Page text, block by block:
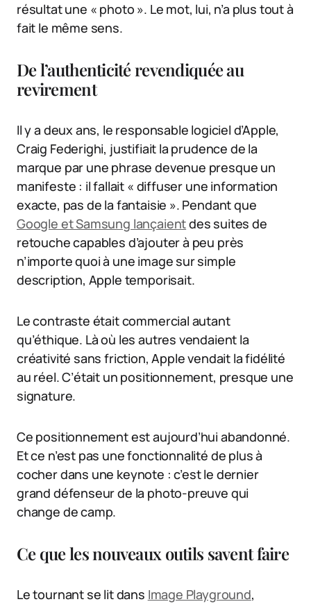
résultat une « photo ». Le mot, lui, n’a plus tout à
fait le même sens.
De l’authenticité revendiquée au
revirement
Il y a deux ans, le responsable logiciel d’Apple,
Craig Federighi, justifiait la prudence de la
marque par une phrase devenue presque un
manifeste : il fallait « diffuser une information
exacte, pas de la fantaisie ». Pendant que
Google et Samsung lançaientdes suites de
retouche capables d’ajouter à peu près
n’importe quoi à une image sur simple
description, Apple temporisait.
Le contraste était commercial autant
qu’éthique. Là où les autres vendaient la
créativité sans friction, Apple vendait la fidélité
au réel. C’était un positionnement, presque une
signature.
Ce positionnement est aujourd’hui abandonné.
Et ce n’est pas une fonctionnalité de plus à
cocher dans une keynote : c’est le dernier
grand défenseur de la photo-preuve qui
change de camp.
Ce que les nouveaux outils savent faire
Le tournant se lit dans Image Playground,